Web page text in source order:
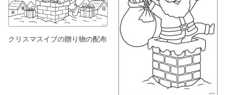
クリスマスイブの贈り物の配布